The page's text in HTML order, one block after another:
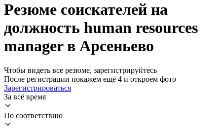
Резюме соискателей на
должность human resources
manager в Арсеньево
Чтобы видеть все резюме, зарегистрируйтесь
После регистрации покажем ещё 4 и откроем фото
Зарегистрироваться
За всё время
По соответствию